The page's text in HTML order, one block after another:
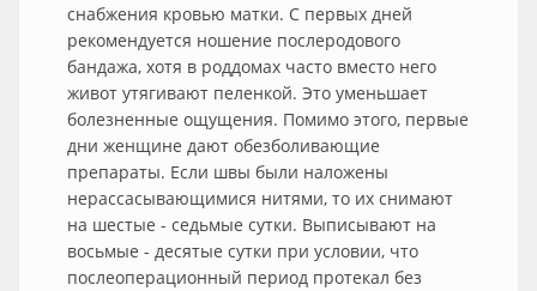
снабжения кровью матки. С первых дней
рекомендуется ношение послеродового
бандажа, хотя в роддомах часто вместо него
живот утягивают пеленкой. Это уменьшает
болезненные ощущения. Помимо этого, первые
дни женщине дают обезболивающие
препараты. Если швы были наложены
нерассасывающимися нитями, то их снимают
на шестые - седьмые сутки. Выписывают на
восьмые - десятые сутки при условии, что
послеоперационный период протекал без